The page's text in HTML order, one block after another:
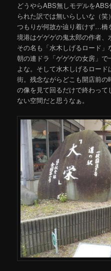
どうやらABS無しモデルを
られた訳では無いらしいな（
つもりが何故か辿り着けず…橋
境港はゲゲゲの鬼太郎の作者、
その名も「水木しげるロード
朝の連ドラ「ゲゲゲの女房」
よな。そして水木しげるロー
街。残念ながらどこも開店前
の像を見て回るだけで終わっ
ない空間だと思うなぁ。